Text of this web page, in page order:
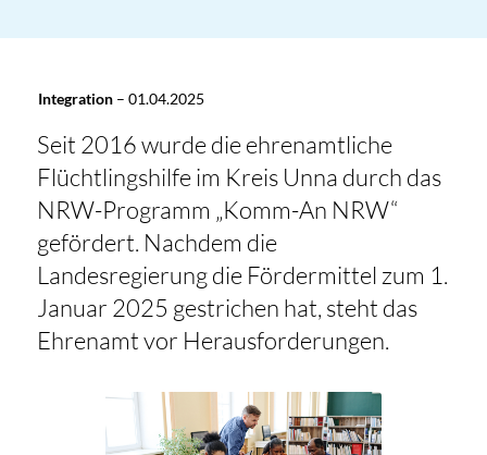
Integration– 01.04.2025
Seit 2016 wurde die ehrenamtliche
Flüchtlingshilfe im Kreis Unna durch das
NRW-Programm „Komm-An NRW“
gefördert. Nachdem die
Landesregierung die Fördermittel zum 1.
Januar 2025 gestrichen hat, steht das
Ehrenamt vor Herausforderungen.